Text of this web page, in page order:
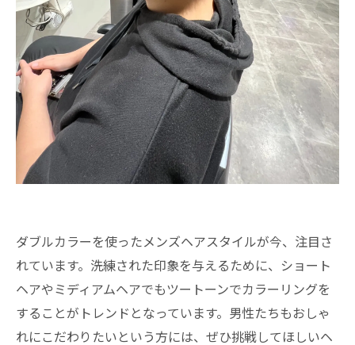
ダブルカラーを使ったメンズヘアスタイルが今、注目さ
れています。洗練された印象を与えるために、ショート
ヘアやミディアムヘアでもツートーンでカラーリングを
することがトレンドとなっています。男性たちもおしゃ
れにこだわりたいという方には、ぜひ挑戦してほしいヘ